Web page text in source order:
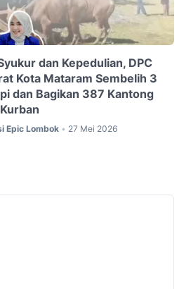
dan Kepedulian, DPC
Kota Mataram Sembelih 3
dan Bagikan 387 Kantong
Epic Lombok • 27 Mei 2026